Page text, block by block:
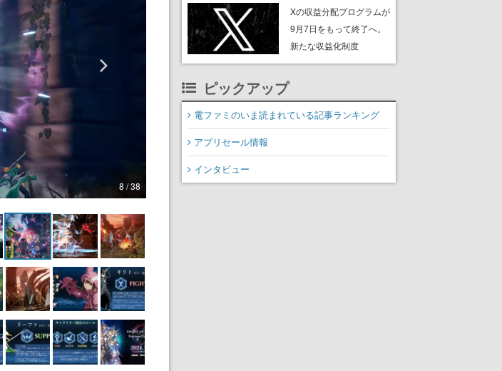
8 / 38
ンペーンなども発表
Xの収益分配プログラムが
9月7日をもって終了へ。
新たな収益化制度
「Original Content
ピックアップ
電ファミのいま読まれている記事ランキング
アプリセール情報
インタビュー